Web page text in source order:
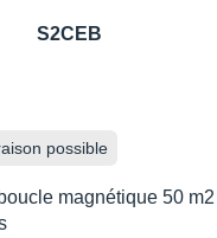
S2CEB
possible
magnétique 50